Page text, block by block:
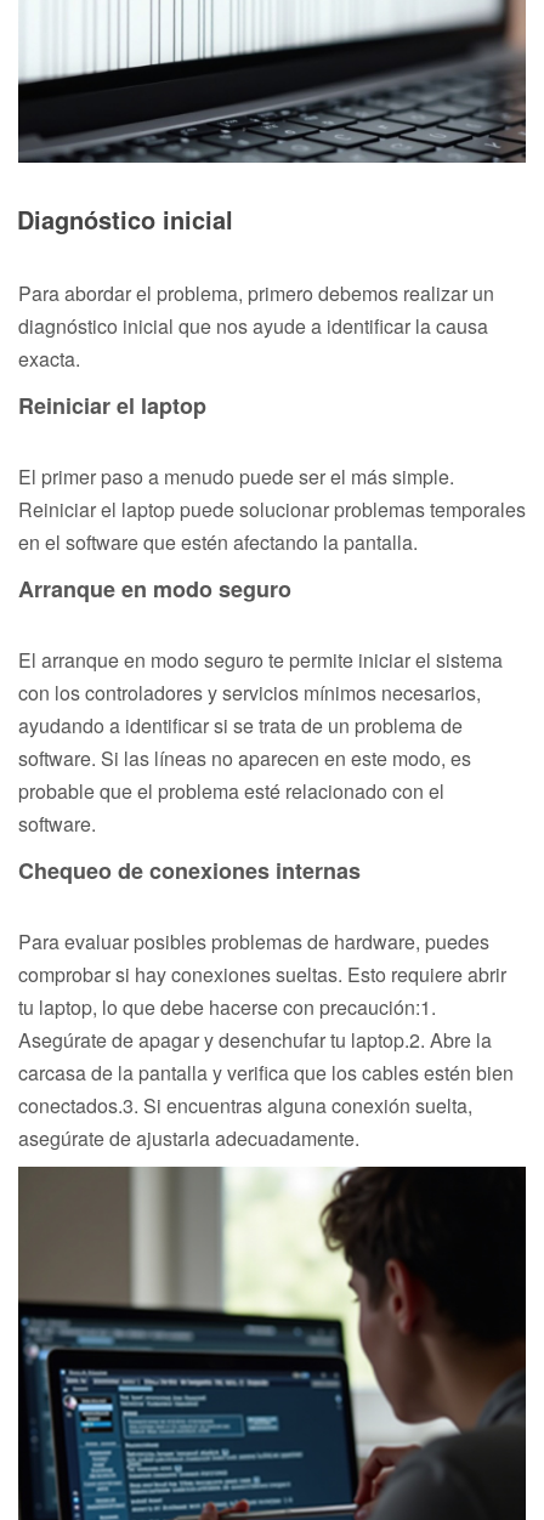
Diagnóstico inicial
Para abordar el problema, primero debemos realizar un
diagnóstico inicial que nos ayude a identificar la causa
exacta.
Reiniciar el laptop
El primer paso a menudo puede ser el más simple.
Reiniciar el laptop puede solucionar problemas temporales
en el software que estén afectando la pantalla.
Arranque en modo seguro
El arranque en modo seguro te permite iniciar el sistema
con los controladores y servicios mínimos necesarios,
ayudando a identificar si se trata de un problema de
software. Si las líneas no aparecen en este modo, es
probable que el problema esté relacionado con el
software.
Chequeo de conexiones internas
Para evaluar posibles problemas de hardware, puedes
comprobar si hay conexiones sueltas. Esto requiere abrir
tu laptop, lo que debe hacerse con precaución:1.
Asegúrate de apagar y desenchufar tu laptop.2. Abre la
carcasa de la pantalla y verifica que los cables estén bien
conectados.3. Si encuentras alguna conexión suelta,
asegúrate de ajustarla adecuadamente.